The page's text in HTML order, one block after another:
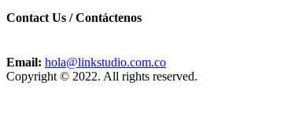
Contact Us / Contáctenos
Email: hola@linkstudio.com.co
Copyright © 2022. All rights reserved.